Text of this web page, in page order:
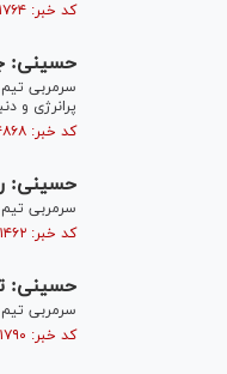
کد خبر: ۴۸۰۱۷۶۴ تاریخ انتشار : ۱۴۰۳/۰۸/۱۱
حسینی:
سرمربی
پرانرژی و
کد خبر: ۴۷۷۴۸۶۸ تاریخ انتشار : ۱۴۰۳/۰۳/۰۳
حسینی:
سرمربی تیم
کد خبر: ۴۶۰۱۴۶۲ تاریخ انتشار : ۱۴۰۱/۱۰/۲۹
حسینی:
سرمربی
کد خبر: ۴۵۹۱۷۹۰ تاریخ انتشار : ۱۴۰۱/۱۰/۲۱